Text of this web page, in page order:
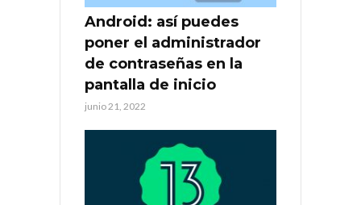
Android: así puedes
poner el administrador
de contraseñas en la
pantalla de inicio
junio 21, 2022